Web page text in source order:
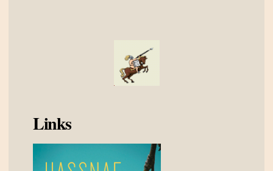
Links